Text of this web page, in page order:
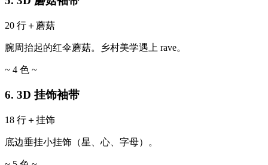
20 行＋蘑菇
腕周抬起的红伞蘑菇。乡村美学遇上 rave。
~ 4 色 ~
6. 3D 挂饰袖带
18 行＋挂饰
底边垂挂小挂饰（星、心、字母）。